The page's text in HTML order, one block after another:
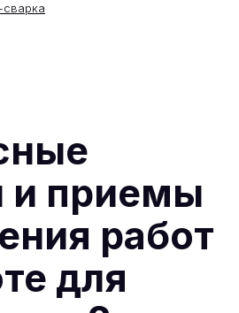
сварка
и приемы
работ
для